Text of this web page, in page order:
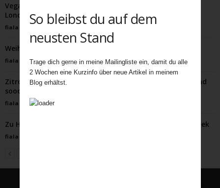
Vegane Lavendelkekse – inspiriert von Lavendelfeldern
Londons
fiala
Weihnachtsknallbonbons und Weihnachtskronen
fiala Dezember 1, 2023
Zitronentartelettes – Einfach im Voraus zuzubereiten und
sooo duftend
fiala März 15, 2022
Zu Halloween wird’s gruselig – Mein Special zur gothic week
fiala
So bleibst du auf dem
neusten Stand
Trage dich gerne in meine Mailingliste ein, damit du alle
2 Wochen eine Kurzinfo über neue Artikel in meinem
Blog erhältst.